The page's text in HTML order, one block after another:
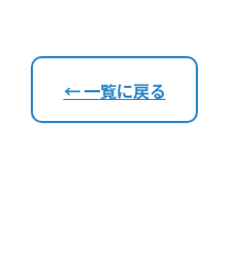
← 一覧に戻る